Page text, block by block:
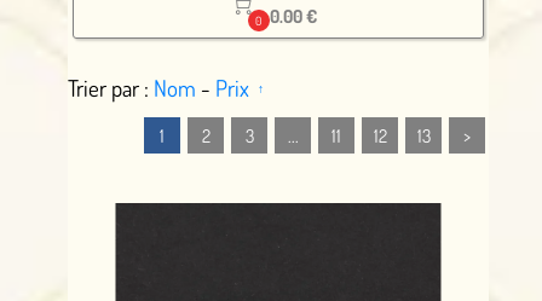

0 0.00 €
Trier par : Nom - Prix
1 2 3 11 12 13 >